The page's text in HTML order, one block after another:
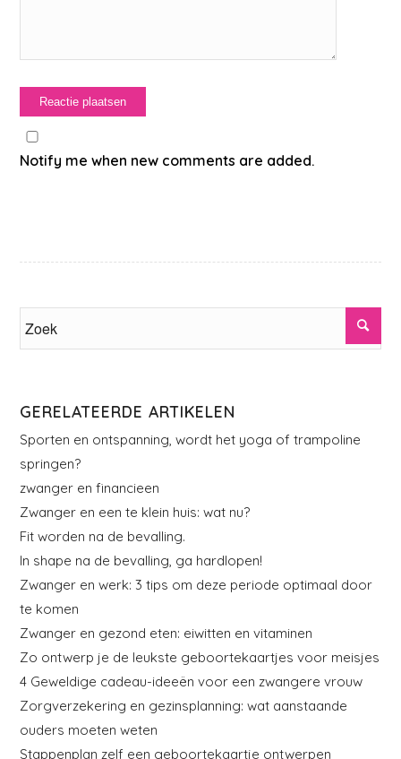
Notify me when new comments are added.
GERELATEERDE ARTIKELEN
Sporten en ontspanning, wordt het yoga of trampoline
springen?
zwanger en financieen
Zwanger en een te klein huis: wat nu?
Fit worden na de bevalling.
In shape na de bevalling, ga hardlopen!
Zwanger en werk: 3 tips om deze periode optimaal door
te komen
Zwanger en gezond eten: eiwitten en vitaminen
Zo ontwerp je de leukste geboortekaartjes voor meisjes
4 Geweldige cadeau-ideeën voor een zwangere vrouw
Zorgverzekering en gezinsplanning: wat aanstaande
ouders moeten weten
Stappenplan zelf een geboortekaartje ontwerpen